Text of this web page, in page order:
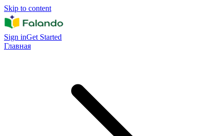
Skip to content
Sign inGet Started
Главная